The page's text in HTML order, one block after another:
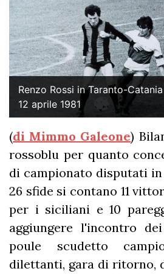
Renzo Rossi in Taranto-
12 aprile 1981
(di Mimmo Galeone)
rossoblu per quanto
di campionato disputati
26 sfide si contano 11
per i siciliani e 10
aggiungere l'incontro
poule scudetto
dilettanti, gara di ritorno,